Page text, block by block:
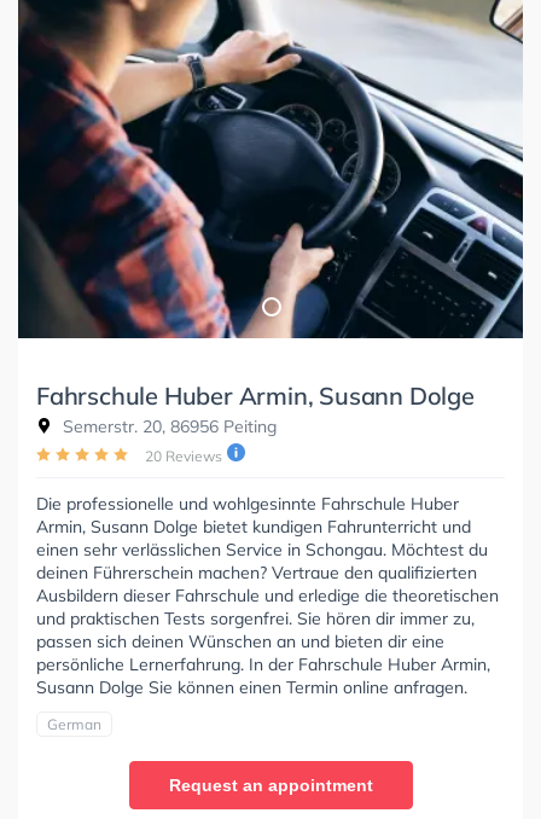
Fahrschule Huber Armin, Susann Dolge
Semerstr. 20, 86956 Peiting
20 Reviews
Die professionelle und wohlgesinnte Fahrschule Huber
Armin, Susann Dolge bietet kundigen Fahrunterricht und
einen sehr verlässlichen Service in Schongau. Möchtest du
deinen Führerschein machen? Vertraue den qualifizierten
Ausbildern dieser Fahrschule und erledige die theoretischen
und praktischen Tests sorgenfrei. Sie hören dir immer zu,
passen sich deinen Wünschen an und bieten dir eine
persönliche Lernerfahrung. In der Fahrschule Huber Armin,
Susann Dolge Sie können einen Termin online anfragen.
German
Request an appointment